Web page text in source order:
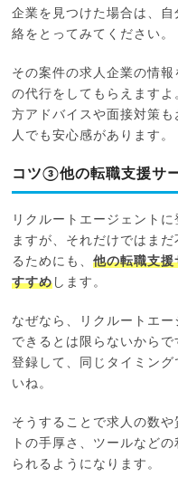
企業を見つけた場合は、
絡をとってみてください。
その案件の求人企業の情
の代行をしてもらえます
方アドバイスや面接対策
人でも安心感があります。
コツ③他の転職支援サ
リクルートエージェント
ますが、それだけではま
るためにも、他の転職支援
すすめ します。
なぜなら、リクルートエ
できるとは限らないから
登録して、同じタイミン
いね。
そうすることで求人の数
トの手厚さ、ツールなど
られるようになります。